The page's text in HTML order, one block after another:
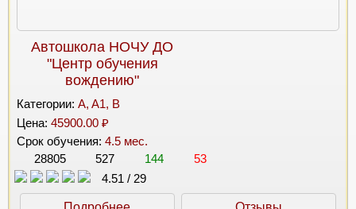
Автошкола НОЧУ ДО
"Центр обучения
вождению"
Категории: A, A1, B
Цена: 45900.00 ₽
Срок обучения: 4.5 мес.
28805
527 144
53
4.51 / 29